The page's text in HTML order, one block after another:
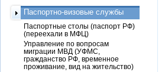
Паспортно-визовые службы
Паспортные столы (паспорт РФ)
(переехали в МФЦ)
Управление по вопросам
миграции МВД (УФМС,
гражданство РФ, временное
проживание, вид на жительство)